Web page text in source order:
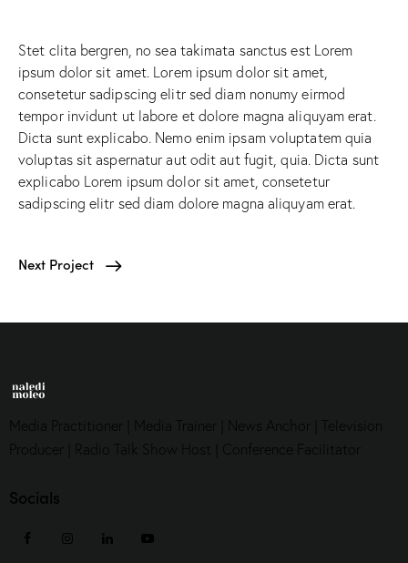
Stet clita bergren, no sea takimata sanctus est Lorem
ipsum dolor sit amet. Lorem ipsum dolor sit amet,
consetetur sadipscing elitr sed diam nonumy eirmod
tempor invidunt ut labore et dolore magna aliquyam erat.
Dicta sunt explicabo. Nemo enim ipsam voluptatem quia
voluptas sit aspernatur aut odit aut fugit, quia. Dicta sunt
explicabo Lorem ipsum dolor sit amet, consetetur
sadipscing elitr sed diam dolore magna aliquyam erat.
Next Project
Media Practitioner | Media Trainer | News Anchor | Television
Producer | Radio Talk Show Host | Conference Facilitator
Socials